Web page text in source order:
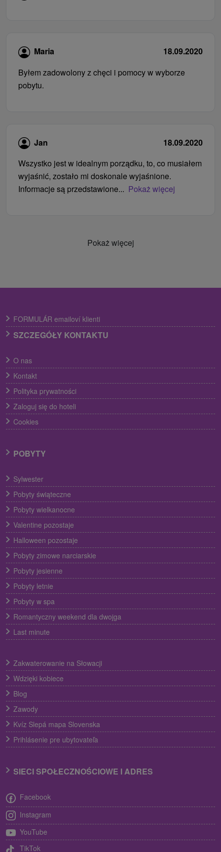
Maria
18.09.2020
Byłem zadowolony z chęci i pomocy w wyborze
pobytu.
Jan
18.09.2020
Wszystko jest w idealnym porządku, to, co musiałem
wyjaśnić, zostało mi doskonale wyjaśnione.
Informacje są przedstawione... Pokaż więcej
Pokaż więcej
FORMULÁR emailoví klienti
SZCZEGÓŁY KONTAKTU
O nas
Kontakt
Polityka prywatności
Zaloguj się do hoteli
Cookies
POBYTY
Sylwester
Pobyty świąteczne
Pobyty wielkanocne
Valentine pozostaje
Halloween pozostaje
Pobyty zimowe narciarskie
Pobyty jesienne
Pobyty letnie
Pobyty w spa
Romantyczny weekend dla dwojga
Last minute
Zakwaterowanie na Słowacji
Wdzięki kobiece
Blog
Zawody
Kvíz Slepá mapa Slovenska
Prihlásenie pre ubytovateľa
SIECI SPOŁECZNOŚCIOWE I ADRES
Facebook
Instagram
YouTube
TikTok